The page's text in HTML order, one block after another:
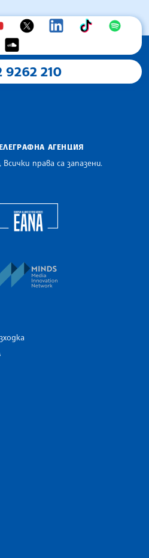
9262 210
АГЕНЦИЯ
права са запазени.
of the Balkan News Agencies
Newsroom